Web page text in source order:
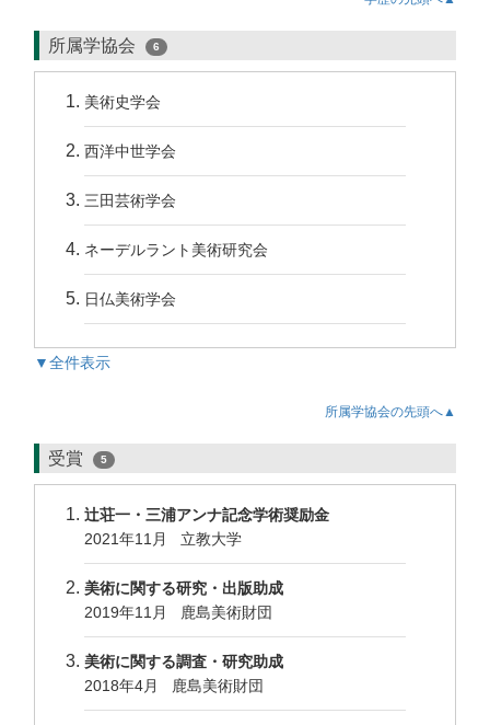
所属学協会 6
美術史学会
西洋中世学会
三田芸術学会
ネーデルラント美術研究会
日仏美術学会
▼全件表示
所属学協会の先頭へ▲
受賞 5
辻荘一・三浦アンナ記念学術奨励金
2021年11月 立教大学
美術に関する研究・出版助成
2019年11月 鹿島美術財団
美術に関する調査・研究助成
2018年4月 鹿島美術財団